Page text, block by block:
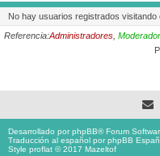
No hay usuarios registrados visitando
Referencia:Administradores
Desarrollado porphpBB® Forum
Traducción al español porphpBB
Style proflat © 2017 Mazeltof